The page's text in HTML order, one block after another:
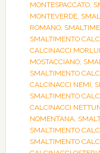
MONTESPACCATO,
MONTEVERDE,
ROMANO,
SMALTIMENTO
CALCINACCI
MOSTACCIANO,
SMALTIMENTO
CALCINACCI NEMI,
SMALTIMENTO
CALCINACCI
NOMENTANA,
SMALTIMENTO
SMALTIMENTO